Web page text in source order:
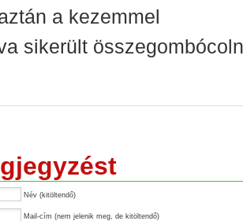
a kezemmel
sikerült
Név (kitöltendő)
Mail-cím (nem jelenik meg, de kitöltendő)